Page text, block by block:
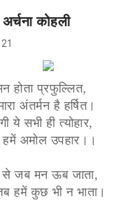
कोहली
होता प्रफुल्लित,
अंतर्मन है हर्षित।
ये सभी ही त्योहार,
अमोल उपहार।।
से जब मन ऊब जाता,
हमें कुछ भी न भाता।